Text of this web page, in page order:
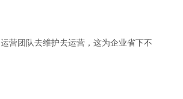
营团队去维护去运营，这为企业省下不